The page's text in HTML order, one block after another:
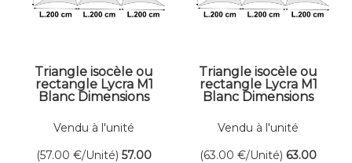
Triangle isocèle ou
rectangle Lycra M1
Blanc Dimensions
Vendu à l'unité
(57.00 €/Unité) 57.00
Triangle isocèle ou
rectangle Lycra M1
Blanc Dimensions
Vendu à l'unité
(63.00 €/Unité) 63.00